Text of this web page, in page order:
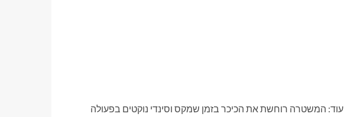
עוד: המשטרה רוחשת את הכיכר בזמן שמקס וסינדי נוקטים בפעולה